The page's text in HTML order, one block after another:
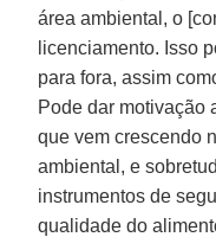
área ambiental, o
licenciamento. Isso
para fora, assim
Pode dar motivação
que vem crescendo
ambiental, e
instrumentos de
qualidade do